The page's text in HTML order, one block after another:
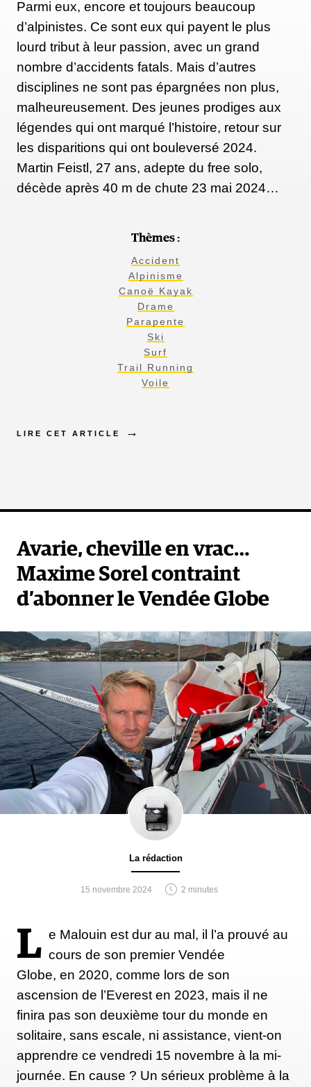
Parmi eux, encore et toujours beaucoup
d’alpinistes. Ce sont eux qui payent le plus
lourd tribut à leur passion, avec un grand
nombre d’accidents fatals. Mais d’autres
disciplines ne sont pas épargnées non plus,
malheureusement. Des jeunes prodiges aux
légendes qui ont marqué l’histoire, retour sur
les disparitions qui ont bouleversé 2024.
Martin Feistl, 27 ans, adepte du free solo,
décède après 40 m de chute 23 mai 2024…
Thèmes :
Accident
Alpinisme
Canoë Kayak
Drame
Parapente
Ski
Surf
Trail Running
Voile
LIRE CET ARTICLE
Avarie, cheville en vrac…
Maxime Sorel contraint
d’abonner le Vendée Globe
La rédaction
15 novembre 2024 2 minutes
L e Malouin est dur au mal, il l’a prouvé au
cours de son premier Vendée
Globe, en 2020, comme lors de son
ascension de l’Everest en 2023, mais il ne
finira pas son deuxième tour du monde en
solitaire, sans escale, ni assistance, vient-on
apprendre ce vendredi 15 novembre à la mi-
journée. En cause ? Un sérieux problème à la